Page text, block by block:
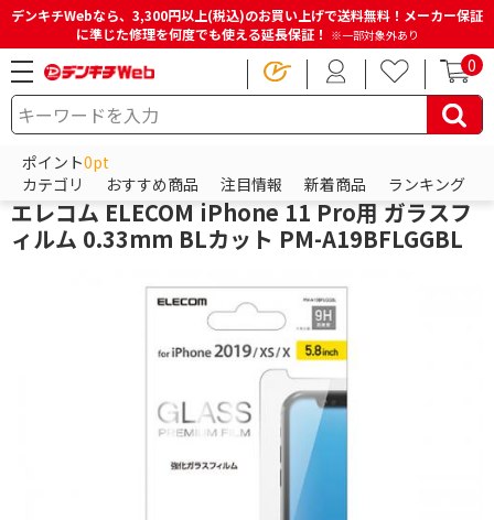
デンキチWebなら、3,300円以上(税込)のお買い上げで送料無料！メーカー保証
に準じた修理を何度でも使える延長保証！ ※一部対象外あり
0
ポイント0pt
カテゴリ
おすすめ商品 注目情報 新着商品 ランキング
HOME 商品一覧ページ スマホアクセサリー
エレコム
エレコム ELECOM iPhone 11 Pro用 ガラスフ
ィルム 0.33mm BLカット PM-A19BFLGGBL